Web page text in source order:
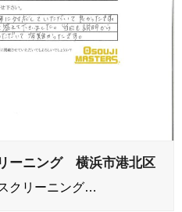
ーニング 横浜市港北区
クリーニング…